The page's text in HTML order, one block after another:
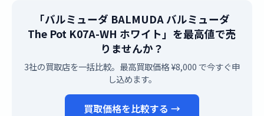
「バルミューダ BALMUDA バルミューダ
The Pot K07A-WH ホワイト」を最高値で売
りませんか？
3社の買取店を一括比較。最高買取価格 ¥8,000 で今すぐ申
し込めます。
買取価格を比較する →